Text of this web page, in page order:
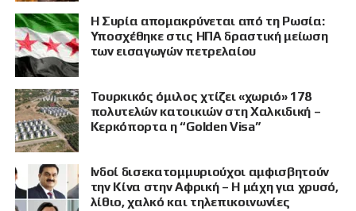
Η Συρία απομακρύνεται από τη Ρωσία:
Υποσχέθηκε στις ΗΠΑ δραστική μείωση
των εισαγωγών πετρελαίου
Τουρκικός όμιλος χτίζει «χωριό» 178
πολυτελών κατοικιών στη Χαλκιδική –
Κερκόπορτα η “Golden Visa”
Ινδοί δισεκατομμυριούχοι αμφισβητούν
την Κίνα στην Αφρική – Η μάχη για χρυσό,
λίθιο, χαλκό και τηλεπικοινωνίες